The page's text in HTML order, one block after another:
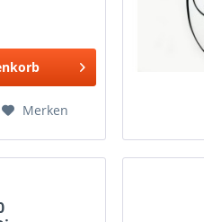
Merken